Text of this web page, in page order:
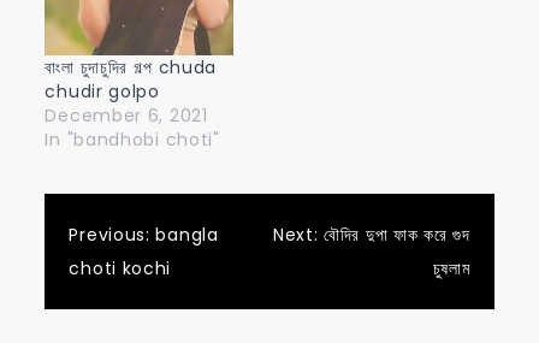
বাংলা চুদাচুদির গল্প chuda
chudir golpo
December 6, 2021
In "bandhobi choti"
Post
navigation
Previous: bangla
choti kochi
Next: বৌদির দুপা ফাক করে গুদ
চুষলাম